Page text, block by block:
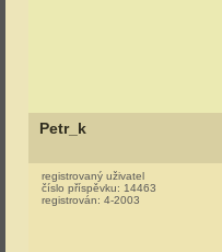
Petr_k
registrovaný uživatel
číslo příspěvku: 14463
registrován: 4-2003